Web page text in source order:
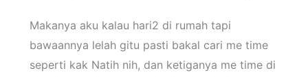
Makanya aku kalau hari2 di rumah tapi
bawaannya lelah gitu pasti bakal cari me time
seperti kak Natih nih, dan ketiganya me time di